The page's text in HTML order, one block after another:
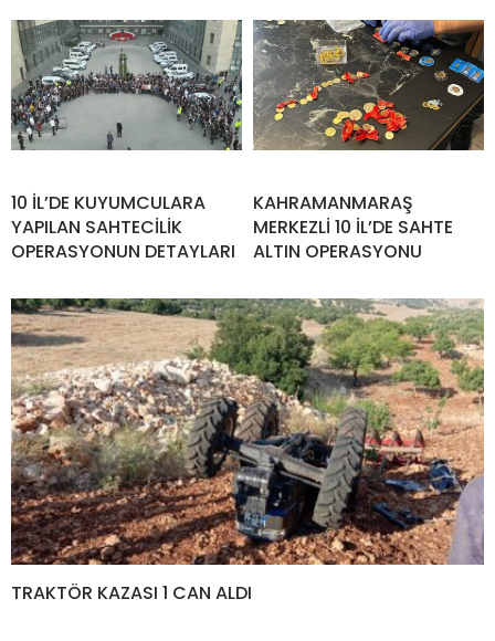
10 İL’DE KUYUMCULARA
YAPILAN SAHTECİLİK
OPERASYONUN DETAYLARI
KAHRAMANMARAŞ
MERKEZLİ 10 İL’DE SAHTE
ALTIN OPERASYONU
TRAKTÖR KAZASI 1 CAN ALDI